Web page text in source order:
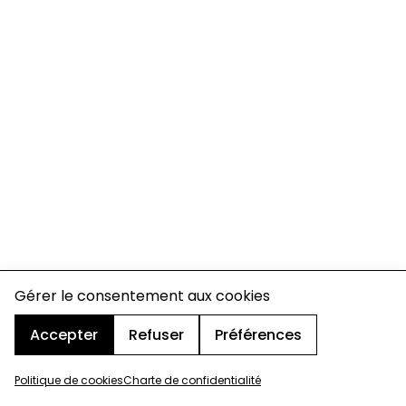
Gérer le consentement aux cookies
Accepter
Refuser Préférences
Politique de cookiesCharte de confidentialité